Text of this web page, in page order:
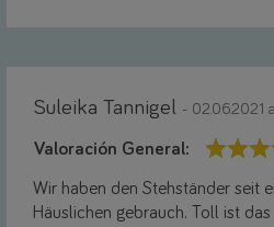
Suleika Tannigel - 02.06.2021
Valoración General:
Wir haben den Stehständer seit
Häuslichen gebrauch. Toll ist